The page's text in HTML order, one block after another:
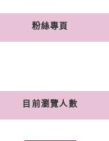
粉絲專頁
目前瀏覽人數